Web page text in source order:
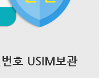
호 USIM보관